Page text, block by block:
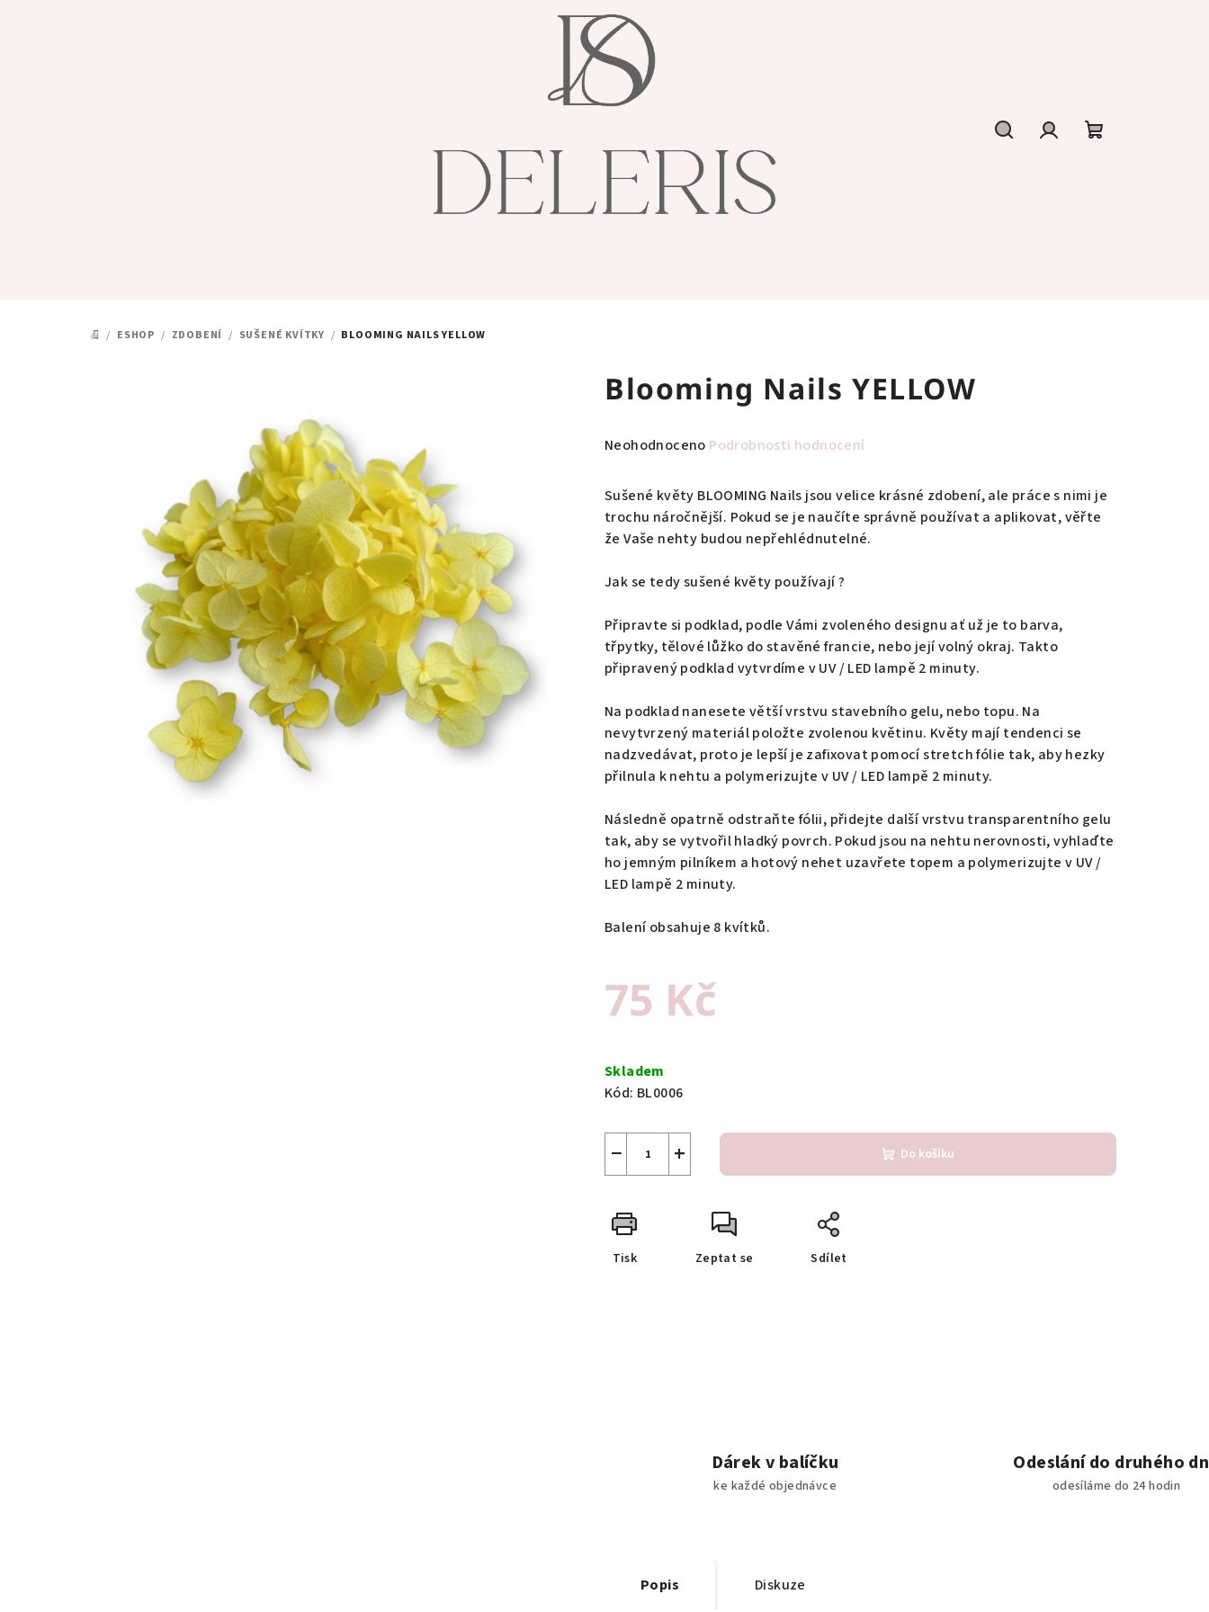
DOMŮ
/ ESHOP / ZDOBENÍ / SUŠENÉ KVÍTKY / BLOOMING NAILS YELLOW
Blooming Nails YELLOW
Průměrné
produktu
je
0,0
5
hvězdiček.
Neohodnoceno Podrobnosti hodnocení
Sušené květy BLOOMING Nails jsou velice krásné zdobení, ale práce s nimi je
trochu náročnější. Pokud se je naučíte správně používat a aplikovat, věřte
že Vaše nehty budou nepřehlédnutelné.
Jak se tedy sušené květy používají ?
Připravte si podklad, podle Vámi zvoleného designu ať už je to barva,
třpytky, tělové lůžko do stavěné francie, nebo její volný okraj. Takto
připravený podklad vytvrdíme v UV / LED lampě 2 minuty.
Na podklad nanesete větší vrstvu stavebního gelu, nebo topu. Na
nevytvrzený materiál položte zvolenou květinu. Květy mají tendenci se
nadzvedávat, proto je lepší je zafixovat pomocí stretch fólie tak, aby hezky
přilnula k nehtu a polymerizujte v UV / LED lampě 2 minuty.
Následně opatrně odstraňte fólii, přidejte další vrstvu transparentního gelu
tak, aby se vytvořil hladký povrch. Pokud jsou na nehtu nerovnosti, vyhlaďte
ho jemným pilníkem a hotový nehet uzavřete topem a polymerizujte v UV /
LED lampě 2 minuty.
Balení obsahuje 8 kvítků.
75 Kč
cena:
Skladem
Kód: BL0006
+
− Do košíku
Tisk Zeptat se Sdílet
Dárek v balíčku
ke každé objednávce
Odeslání do druhého
odesíláme do 24 hodin
Popis Diskuze